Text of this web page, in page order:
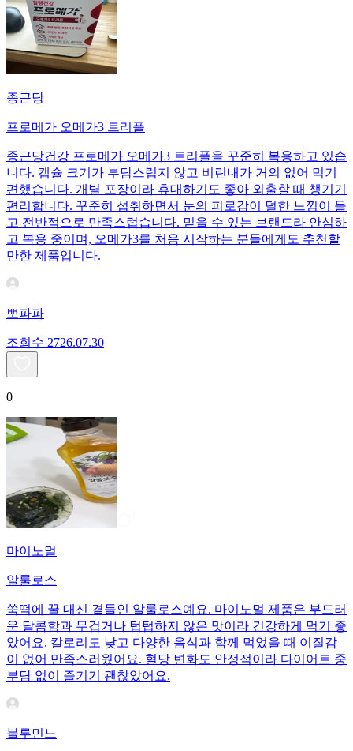
종근당
프로메가 오메가3 트리플
종근당건강 프로메가 오메가3 트리플을 꾸준히 복용하고 있습
니다. 캡슐 크기가 부담스럽지 않고 비린내가 거의 없어 먹기
편했습니다. 개별 포장이라 휴대하기도 좋아 외출할 때 챙기기
편리합니다. 꾸준히 섭취하면서 눈의 피로감이 덜한 느낌이 들
고 전반적으로 만족스럽습니다. 믿을 수 있는 브랜드라 안심하
고 복용 중이며, 오메가3를 처음 시작하는 분들에게도 추천할
만한 제품입니다.
뽀파파
조회수 2726.07.30
0
마이노멀
알룰로스
쑥떡에 꿀 대신 곁들인 알룰로스예요. 마이노멀 제품은 부드러
운 달콤함과 무겁거나 텁텁하지 않은 맛이라 건강하게 먹기 좋
았어요. 칼로리도 낮고 다양한 음식과 함께 먹었을 때 이질감
이 없어 만족스러웠어요. 혈당 변화도 안정적이라 다이어트 중
부담 없이 즐기기 괜찮았어요.
블루민느